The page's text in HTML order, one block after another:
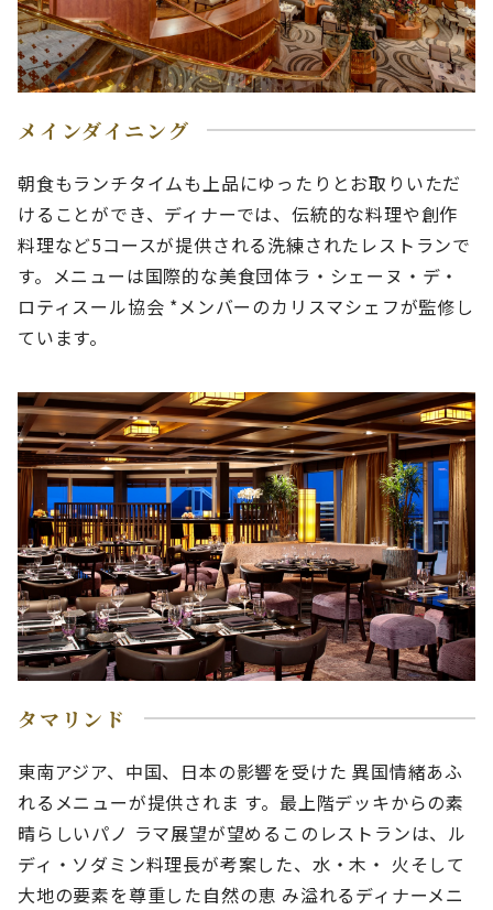
メインダイニング
朝食もランチタイムも上品にゆったりとお取りいただ
けることができ、ディナーでは、伝統的な料理や創作
料理など5コースが提供される洗練されたレストランで
す。メニューは国際的な美食団体ラ・シェーヌ・デ・
ロティスール協会 *メンバーのカリスマシェフが監修し
ています。
タマリンド
東南アジア、中国、日本の影響を受けた 異国情緒あふ
れるメニューが提供されま す。最上階デッキからの素
晴らしいパノ ラマ展望が望めるこのレストランは、ル
ディ・ソダミン料理長が考案した、水・木・ 火そして
大地の要素を尊重した自然の恵 み溢れるディナーメニ